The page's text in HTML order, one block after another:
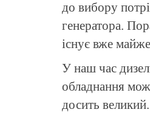
до вибору
генератора.
існує вже
У наш час
обладнання
досить